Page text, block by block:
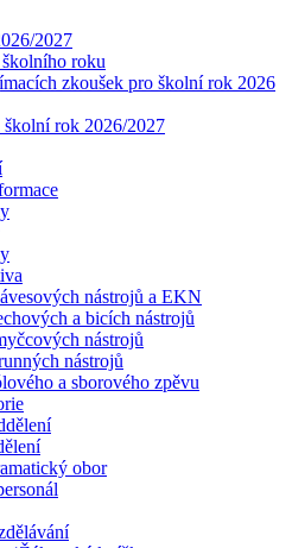
2027
roku
zkoušek pro školní rok 2026
rok 2026/2027
nástrojů a EKN
a bicích nástrojů
nástrojů
nástrojů
a sborového zpěvu
obor